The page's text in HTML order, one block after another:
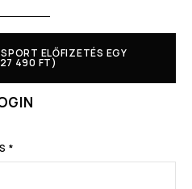
ELŐFIZETÉS EGY
490 FT)
*